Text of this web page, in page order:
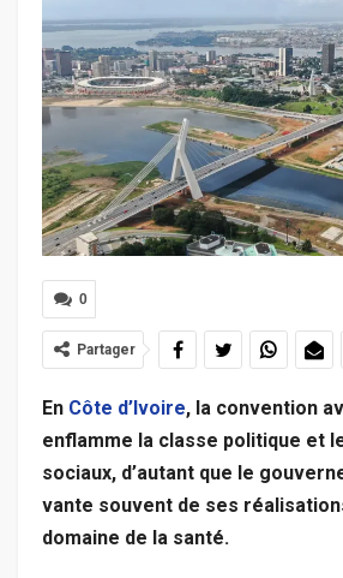
0
Partager
En Côte d’Ivoire, la convention
enflamme la classe politique et
sociaux, d’autant que le
vante souvent de ses
domaine de la santé.